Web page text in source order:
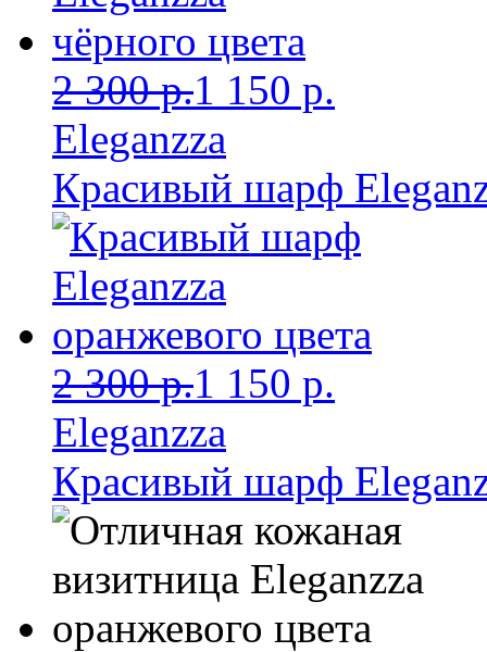
2 300 р.1 150 р.
Eleganzza
Красивый шарф
2 300 р.1 150 р.
Eleganzza
Красивый шарф